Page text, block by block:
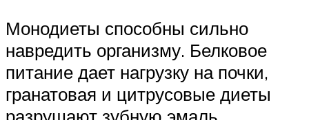
Монодиеты способны сильно
навредить организму. Белковое
питание дает нагрузку на почки,
гранатовая и цитрусовые диеты
разрушают зубную эмаль